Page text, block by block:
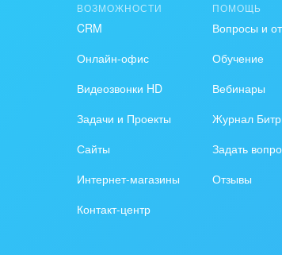
внедрения
Внедрение для
продаж
/ Интранета
ВОЗМОЖНОСТИ
CRM
Онлайн-офис
Видеозвонки HD
Задачи и Проекты
Сайты
Интернет-магазины
Контакт-центр
ПОМОЩЬ
Вопросы и
Обучение
Вебинары
Журнал
Задать
Отзывы